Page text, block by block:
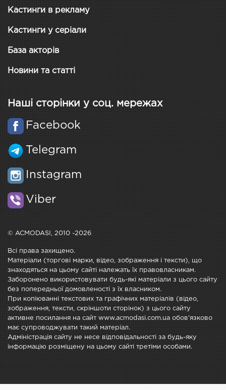
Кастинги в рекламу
Кастинги у серіали
База акторів
Новини та статті
Наші сторінки у соц. мережах
Facebook
Telegram
Instagram
Viber
© ACMODASI, 2010 -2026
Всі права захищено.
Матеріали (торгові марки, відео, зображення і тексти), що
знаходяться на цьому сайті належать їх правовласникам.
Заборонено використовувати будь-які матеріали з цього сайту
без попередньої домовленості з їх власником.
При копіюванні текстових та графічних матеріалів (відео,
зображення, тексти, скріншоти сторінок) з цього сайту
активне посилання на сайт www.acmodasi.com.ua обов'язково
має супроводжувати такий матеріал.
Адміністрація сайту не несе відповідальності за будь-яку
інформацію розміщену на цьому сайті третіми особами.